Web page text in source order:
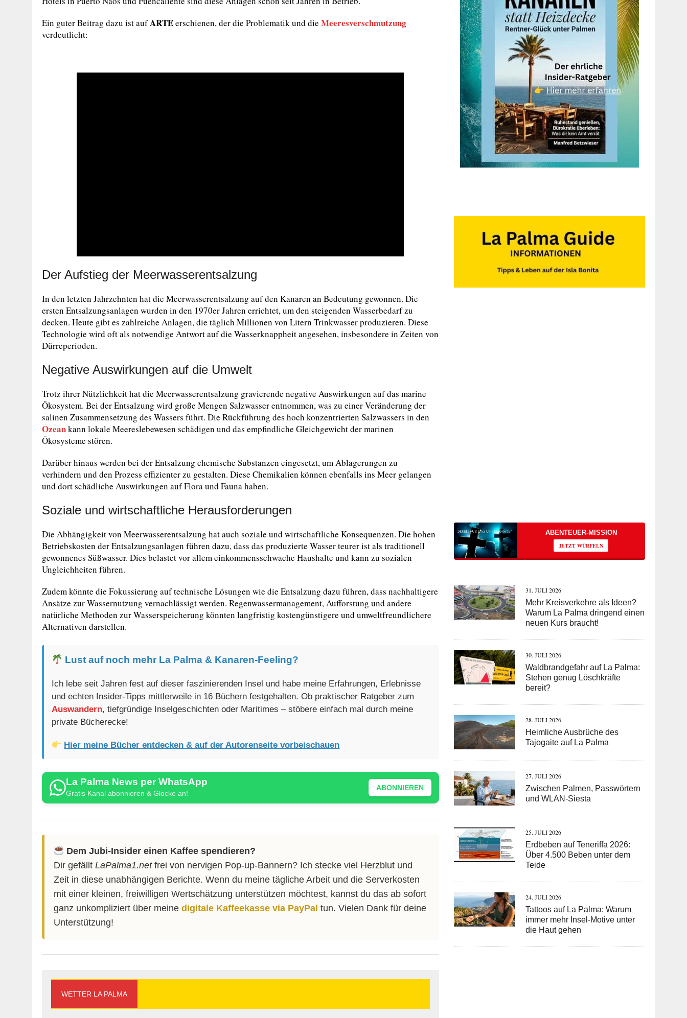
Ein guter Beitrag dazu ist aufARTEerschienen, der die Problematik und die Meeresverschmutzung
verdeutlicht:
Der Aufstieg der Meerwasserentsalzung
In den letzten Jahrzehnten hat die Meerwasserentsalzung auf den Kanaren an Bedeutung gewonnen. Die
ersten Entsalzungsanlagen wurden in den 1970er Jahren errichtet, um den steigenden Wasserbedarf zu
decken. Heute gibt es zahlreiche Anlagen, die täglich Millionen von Litern Trinkwasser produzieren. Diese
Technologie wird oft als notwendige Antwort auf die Wasserknappheit angesehen, insbesondere in Zeiten von
Dürreperioden.
Negative Auswirkungen auf die Umwelt
Trotz ihrer Nützlichkeit hat die Meerwasserentsalzung gravierende negative Auswirkungen auf das marine
Ökosystem. Bei der Entsalzung wird große Mengen Salzwasser entnommen, was zu einer Veränderung der
salinen Zusammensetzung des Wassers führt. Die Rückführung des hoch konzentrierten Salzwassers in den
Ozeankann lokale Meereslebewesen schädigen und das empfindliche Gleichgewicht der marinen
Ökosysteme stören.
Darüber hinaus werden bei der Entsalzung chemische Substanzen eingesetzt, um Ablagerungen zu
verhindern und den Prozess effizienter zu gestalten. Diese Chemikalien können ebenfalls ins Meer gelangen
und dort schädliche Auswirkungen auf Flora und Fauna haben.
Soziale und wirtschaftliche Herausforderungen
Die Abhängigkeit von Meerwasserentsalzung hat auch soziale und wirtschaftliche Konsequenzen. Die hohen
Betriebskosten der Entsalzungsanlagen führen dazu, dass das produzierte Wasser teurer ist als traditionell
gewonnenes Süßwasser. Dies belastet vor allem einkommensschwache Haushalte und kann zu sozialen
Ungleichheiten führen.
Zudem könnte die Fokussierung auf technische Lösungen wie die Entsalzung dazu führen, dass nachhaltigere
Ansätze zur Wassernutzung vernachlässigt werden. Regenwassermanagement, Aufforstung und andere
natürliche Methoden zur Wasserspeicherung könnten langfristig kostengünstigere und umweltfreundlichere
Alternativen darstellen.
Lust auf noch mehr La Palma & Kanaren-Feeling?
Ich lebe seit Jahren fest auf dieser faszinierenden Insel und habe meine Erfahrungen, Erlebnisse
und echten Insider-Tipps mittlerweile in 16 Büchern festgehalten. Ob praktischer Ratgeber zum
Auswandern, tiefgründige Inselgeschichten oder Maritimes – stöbere einfach mal durch meine
private Bücherecke!
Hier meine Bücher entdecken & auf der Autorenseite vorbeischauen
La Palma News per WhatsApp
Gratis Kanal abonnieren & Glocke an!
ABONNIEREN
Dem Jubi-Insider einen Kaffee spendieren?
Dir gefällt LaPalma1.netfrei von nervigen Pop-up-Bannern? Ich stecke viel Herzblut und
Zeit in diese unabhängigen Berichte. Wenn du meine tägliche Arbeit und die Serverkosten
mit einer kleinen, freiwilligen Wertschätzung unterstützen möchtest, kannst du das ab sofort
ganz unkompliziert über meine digitale Kaffeekasse via PayPal tun. Vielen Dank für deine
Unterstützung!
WETTER LA PALMA
ABENTEUER-MISSION
JETZT WÜRFELN
31. JULI 2026
Mehr Kreisverkehre als Ideen?
Warum La Palma dringend einen
neuen Kurs braucht!
30. JULI 2026
Waldbrandgefahr auf La Palma:
Stehen genug Löschkräfte
bereit?
28. JULI 2026
Heimliche Ausbrüche des
Tajogaite auf La Palma
27. JULI 2026
Zwischen Palmen, Passwörtern
und WLAN-Siesta
25. JULI 2026
Erdbeben auf Teneriffa 2026:
Über 4.500 Beben unter dem
Teide
24. JULI 2026
Tattoos auf La Palma: Warum
immer mehr Insel-Motive unter
die Haut gehen